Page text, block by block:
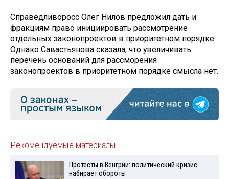
Справедливоросс Олег Нилов предложил дать и
фракциям право инициировать рассмотрение
отдельных законопроектов в приоритетном порядке.
Однако Савастьянова сказала, что увеличивать
перечень оснований для рассморения
законопроектов в приоритетном порядке смысла нет.
Рекомендуемые материалы
Протесты в Венгрии: политический кризис
набирает обороты